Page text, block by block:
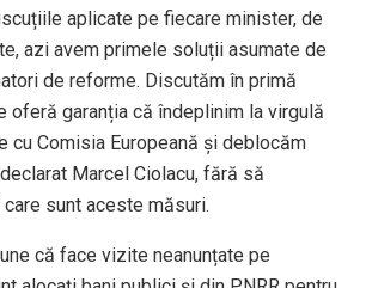
aplicate pe fiecare minister, de
azi avem primele soluții asumate de
de reforme. Discutăm în primă
oferă garanția că îndeplinim la virgulă
cu Comisia Europeană și deblocăm
Marcel Ciolacu, fără să
sunt aceste măsuri.
că face vizite neanunțate pe